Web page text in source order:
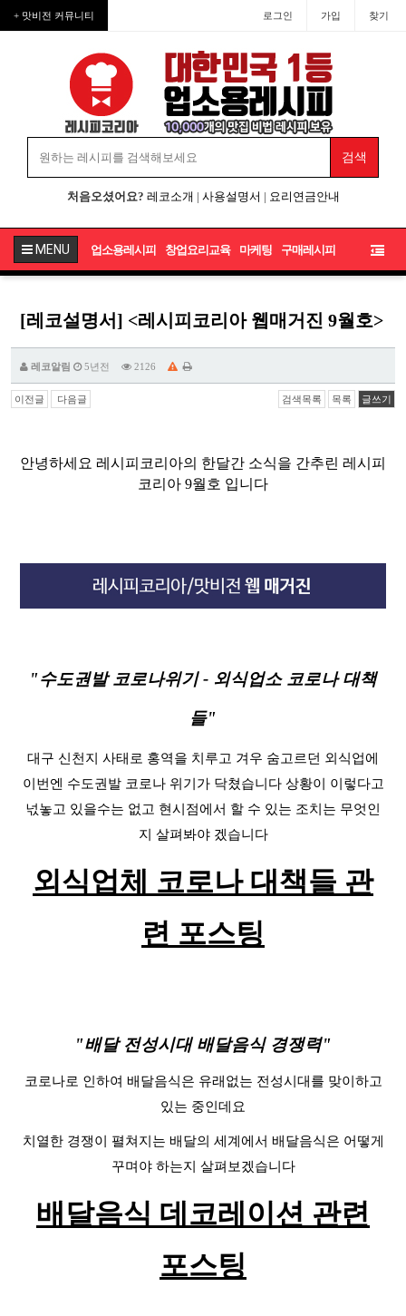
+ 맛비전 커뮤니티 로그인 가입 찾기
처음오셨어요? 레코소개 | 사용설명서 | 요리연금안내
MENU 업소용레시피 창업요리교육 마케팅 구매레시피
[레코설명서] <레시피코리아 웹매거진 9월호>
레코알림 5년전 2126
이전글 다음글 검색목록 목록 글쓰기
안녕하세요 레시피코리아의 한달간 소식을 간추린 레시피
코리아 9월호 입니다
"수도권발 코로나위기 - 외식업소 코로나 대책
들"
대구 신천지 사태로 홍역을 치루고 겨우 숨고르던 외식업에
이번엔 수도권발 코로나 위기가 닥쳤습니다 상황이 이렇다고
넋놓고 있을수는 없고 현시점에서 할 수 있는 조치는 무엇인
지 살펴봐야 겠습니다
외식업체 코로나 대책들 관
련 포스팅
"배달 전성시대 배달음식 경쟁력"
코로나로 인하여 배달음식은 유래없는 전성시대를 맞이하고
있는 중인데요
치열한 경쟁이 펼쳐지는 배달의 세계에서 배달음식은 어떻게
꾸며야 하는지 살펴보겠습니다
배달음식 데코레이션 관련
포스팅